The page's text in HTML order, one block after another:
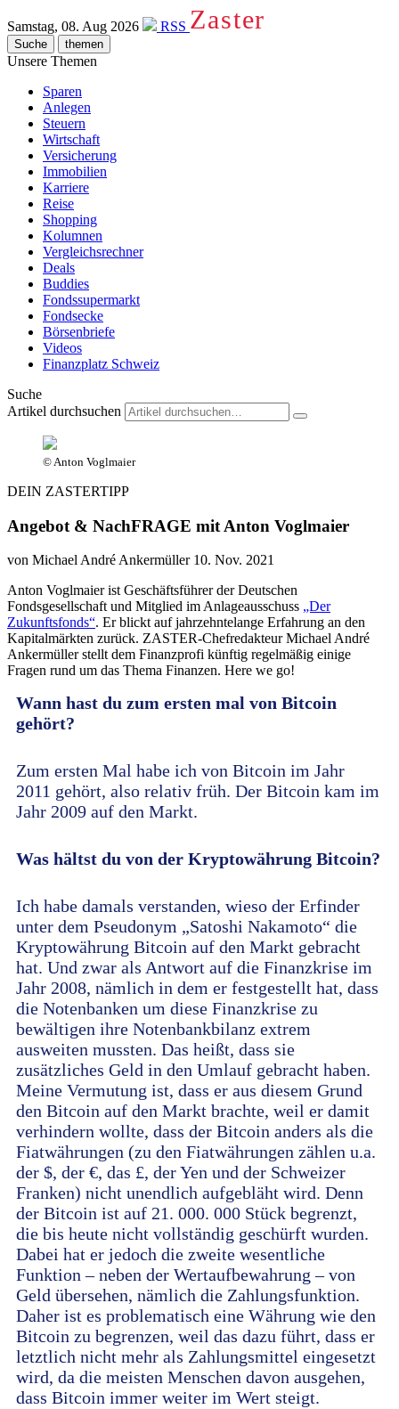
Samstag, 08. Aug 2026 RSS Zaster
Suche themen
Unsere Themen
Sparen
Anlegen
Steuern
Wirtschaft
Versicherung
Immobilien
Karriere
Reise
Shopping
Kolumnen
Vergleichsrechner
Deals
Buddies
Fondssupermarkt
Fondsecke
Börsenbriefe
Videos
Finanzplatz Schweiz
Suche
Artikel durchsuchen
© Anton Voglmaier
DEIN ZASTERTIPP
Angebot & NachFRAGE mit Anton Voglmaier
von Michael André Ankermüller 10. Nov. 2021
Anton Voglmaier ist Geschäftsführer der Deutschen
Fondsgesellschaft und Mitglied im Anlageausschuss „Der
Zukunftsfonds“. Er blickt auf jahrzehntelange Erfahrung an den
Kapitalmärkten zurück. ZASTER-Chefredakteur Michael André
Ankermüller stellt dem Finanzprofi künftig regelmäßig einige
Fragen rund um das Thema Finanzen. Here we go!
Wann hast du zum ersten mal von Bitcoin
gehört?
Zum ersten Mal habe ich von Bitcoin im Jahr
2011 gehört, also relativ früh. Der Bitcoin kam im
Jahr 2009 auf den Markt.
Was hältst du von der Kryptowährung Bitcoin?
Ich habe damals verstanden, wieso der Erfinder
unter dem Pseudonym „Satoshi Nakamoto“ die
Kryptowährung Bitcoin auf den Markt gebracht
hat. Und zwar als Antwort auf die Finanzkrise im
Jahr 2008, nämlich in dem er festgestellt hat, dass
die Notenbanken um diese Finanzkrise zu
bewältigen ihre Notenbankbilanz extrem
ausweiten mussten. Das heißt, dass sie
zusätzliches Geld in den Umlauf gebracht haben.
Meine Vermutung ist, dass er aus diesem Grund
den Bitcoin auf den Markt brachte, weil er damit
verhindern wollte, dass der Bitcoin anders als die
Fiatwährungen (zu den Fiatwährungen zählen u.a.
der $, der €, das £, der Yen und der Schweizer
Franken) nicht unendlich aufgebläht wird. Denn
der Bitcoin ist auf 21. 000. 000 Stück begrenzt,
die bis heute nicht vollständig geschürft wurden.
Dabei hat er jedoch die zweite wesentliche
Funktion – neben der Wertaufbewahrung – von
Geld übersehen, nämlich die Zahlungsfunktion.
Daher ist es problematisch eine Währung wie den
Bitcoin zu begrenzen, weil das dazu führt, dass er
letztlich nicht mehr als Zahlungsmittel eingesetzt
wird, da die meisten Menschen davon ausgehen,
dass Bitcoin immer weiter im Wert steigt.